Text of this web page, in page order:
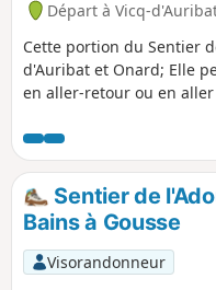
Départ à Vicq-
Cette portion du Sentier
d'Auribat et Onard; Elle
en aller-retour ou en
Sentier de
Bains à Gousse
Visorandonneur